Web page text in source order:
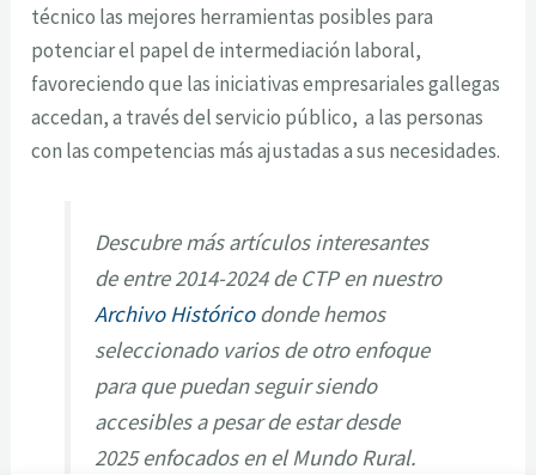
técnico las mejores herramientas posibles para
potenciar el papel de intermediación laboral,
favoreciendo que las iniciativas empresariales gallegas
accedan, a través del servicio público, a las personas
con las competencias más ajustadas a sus necesidades.
Descubre más artículos interesantes
de entre 2014-2024 de CTP en nuestro
Archivo Históricodonde hemos
seleccionado varios de otro enfoque
para que puedan seguir siendo
accesibles a pesar de estar desde
2025 enfocados en el Mundo Rural.